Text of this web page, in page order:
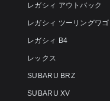
レガシィ アウトバック
レガシィ ツーリングワ
レガシィ B4
レックス
SUBARU BRZ
SUBARU XV